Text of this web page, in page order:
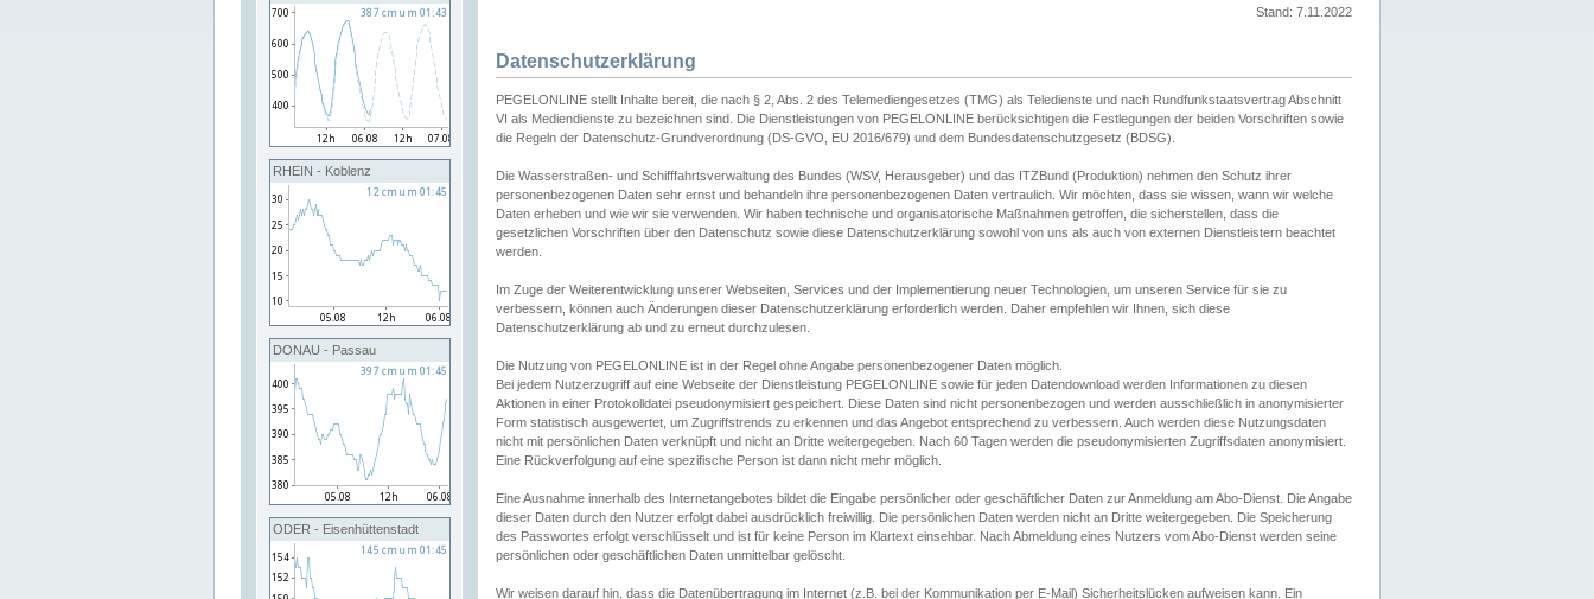
RHEIN - Koblenz
DONAU - Passau
ODER - Eisenhüttenstadt
Stand: 7.11.2022
Datenschutzerklärung
PEGELONLINE stellt Inhalte bereit, die nach § 2, Abs. 2 des Telemediengesetzes (TMG) als Teledienste und nach Rundfunkstaatsvertrag Abschnitt
VI als Mediendienste zu bezeichnen sind. Die Dienstleistungen von PEGELONLINE berücksichtigen die Festlegungen der beiden Vorschriften sowie
die Regeln der Datenschutz-Grundverordnung (DS-GVO, EU 2016/679) und dem Bundesdatenschutzgesetz (BDSG).
Die Wasserstraßen- und Schifffahrtsverwaltung des Bundes (WSV, Herausgeber) und das ITZBund (Produktion) nehmen den Schutz ihrer
personenbezogenen Daten sehr ernst und behandeln ihre personenbezogenen Daten vertraulich. Wir möchten, dass sie wissen, wann wir welche
Daten erheben und wie wir sie verwenden. Wir haben technische und organisatorische Maßnahmen getroffen, die sicherstellen, dass die
gesetzlichen Vorschriften über den Datenschutz sowie diese Datenschutzerklärung sowohl von uns als auch von externen Dienstleistern beachtet
werden.
Im Zuge der Weiterentwicklung unserer Webseiten, Services und der Implementierung neuer Technologien, um unseren Service für sie zu
verbessern, können auch Änderungen dieser Datenschutzerklärung erforderlich werden. Daher empfehlen wir Ihnen, sich diese
Datenschutzerklärung ab und zu erneut durchzulesen.
Die Nutzung von PEGELONLINE ist in der Regel ohne Angabe personenbezogener Daten möglich.
Bei jedem Nutzerzugriff auf eine Webseite der Dienstleistung PEGELONLINE sowie für jeden Datendownload werden Informationen zu diesen
Aktionen in einer Protokolldatei pseudonymisiert gespeichert. Diese Daten sind nicht personenbezogen und werden ausschließlich in anonymisierter
Form statistisch ausgewertet, um Zugriffstrends zu erkennen und das Angebot entsprechend zu verbessern. Auch werden diese Nutzungsdaten
nicht mit persönlichen Daten verknüpft und nicht an Dritte weitergegeben. Nach 60 Tagen werden die pseudonymisierten Zugriffsdaten anonymisiert.
Eine Rückverfolgung auf eine spezifische Person ist dann nicht mehr möglich.
Eine Ausnahme innerhalb des Internetangebotes bildet die Eingabe persönlicher oder geschäftlicher Daten zur Anmeldung am Abo-Dienst. Die Angabe
dieser Daten durch den Nutzer erfolgt dabei ausdrücklich freiwillig. Die persönlichen Daten werden nicht an Dritte weitergegeben. Die Speicherung
des Passwortes erfolgt verschlüsselt und ist für keine Person im Klartext einsehbar. Nach Abmeldung eines Nutzers vom Abo-Dienst werden seine
persönlichen oder geschäftlichen Daten unmittelbar gelöscht.
Wir weisen darauf hin, dass die Datenübertragung im Internet (z.B. bei der Kommunikation per E-Mail) Sicherheitslücken aufweisen kann. Ein